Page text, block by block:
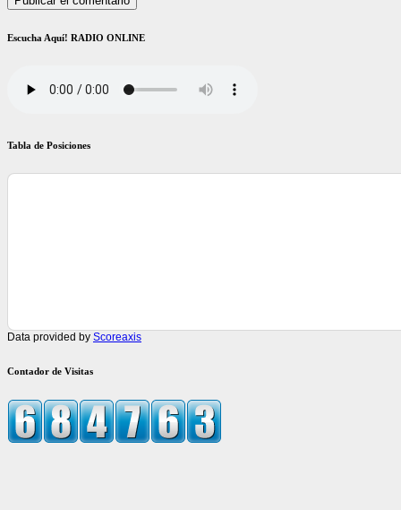
Escucha Aquí! RADIO ONLINE
Tabla de Posiciones
Data provided by Scoreaxis
Contador de Visitas